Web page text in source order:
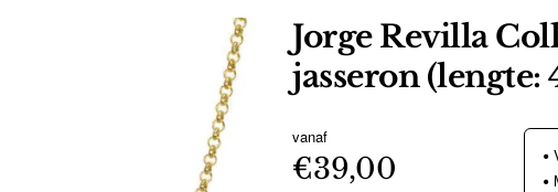
Jorge Revilla
jasseron (lengte:
vanaf
€39,00